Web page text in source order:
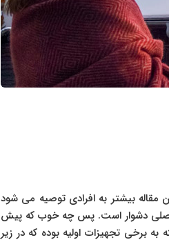
مقاله بیشتر به افرادی توصیه می شود
فصلی دشوار است. پس چه خوب که پیش
برخی تجهیزات اولیه بوده که در زیر